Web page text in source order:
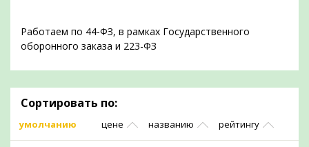
Работаем по 44-ФЗ, в рамках Государственного
оборонного заказа и 223-ФЗ
Сортировать по:
умолчанию цене названию рейтингу